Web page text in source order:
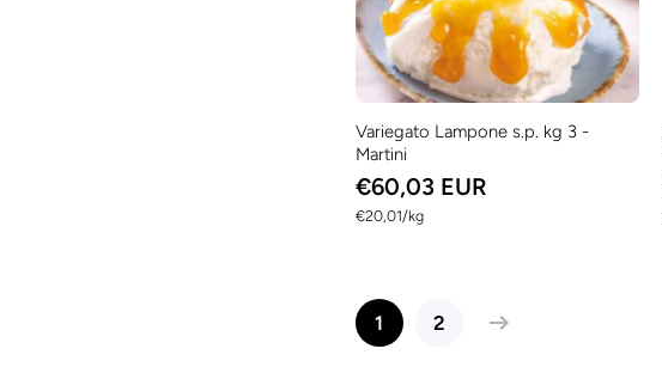
Variegato Lampone s.p. kg 3 -
Martini
€60,03 EUR
€20,01/
per kg
1 2